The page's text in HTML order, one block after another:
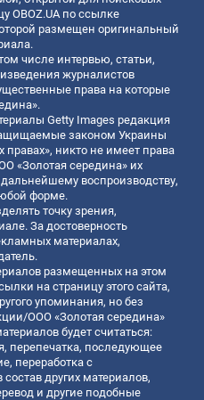
OBOZ.UA по ссылке
размещен оригинальный
числе интервью, статьи,
журналистов
права на которые
Getty Images редакция
законом Украины
никто не имеет права
«Золотая середина» их
воспроизводству,
форме.
точку зрения,
За достоверность
материалах,
размещенных на этом
на страницу этого сайта,
упоминания, но без
ООО «Золотая середина»
будет считаться:
перепечатка, последующее
переработка с
других материалов,
и другие подобные